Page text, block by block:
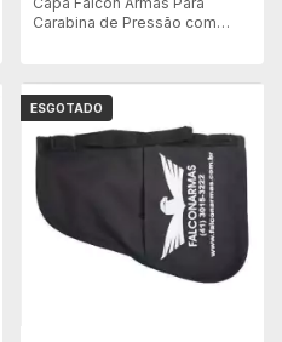
Carabina de Pressão com
ESGOTADO